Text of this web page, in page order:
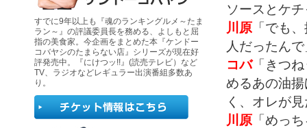
すでに9年以上も『魂のランキングルメ～たま
ラン～』の評議委員長を務める、よしもと屈
指の美食家。今企画をまとめた本『ケンドー
コバヤシのたまらない店』シリーズが現在好
評発売中。『にけつッ!!』(読売テレビ）など
TV、ラジオなどレギュラー出演番組多数あ
り。
ソースとケ
川原 「でも
人だったん
コバ「きつ
めるあの油
く、オレが
川原 「めっ